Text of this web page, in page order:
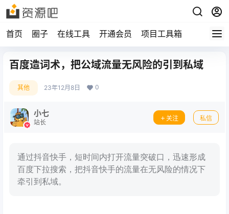
首页 圈子 在线工具 开通会员 项目工具箱
百度造词术，把公域流量无风险的引到私域
其他 23年12月8日 0
小七
站长
关注 私信
通过抖音快手，短时间内打开流量突破口，迅速形成
百度下拉搜索，把抖音快手的流量在无风险的情况下
牵引到私域。